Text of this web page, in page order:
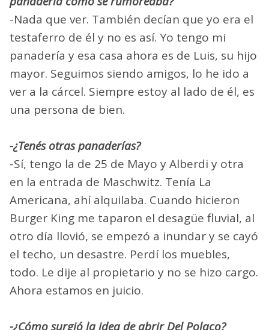
-Nada que ver. También decían que yo era el
testaferro de él y no es así. Yo tengo mi
panadería y esa casa ahora es de Luis, su hijo
mayor. Seguimos siendo amigos, lo he ido a
ver a la cárcel. Siempre estoy al lado de él, es
una persona de bien.
-¿Tenés otras panaderías?
-Sí, tengo la de 25 de Mayo y Alberdi y otra
en la entrada de Maschwitz. Tenía La
Americana, ahí alquilaba. Cuando hicieron
Burger King me taparon el desagüe fluvial, al
otro día llovió, se empezó a inundar y se cayó
el techo, un desastre. Perdí los muebles,
todo. Le dije al propietario y no se hizo cargo.
Ahora estamos en juicio.
-¿Cómo surgió la idea de abrir Del Polaco?